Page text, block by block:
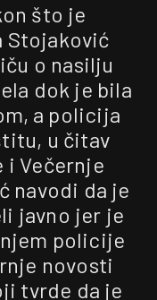
što je
Stojaković
o nasilju
dok je bila
a policija
u čitav
i Večernje
navodi da je
javno jer je
policije
novosti
tvrde da je